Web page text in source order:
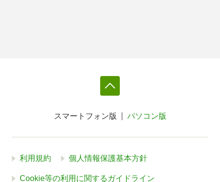
スマートフォン版 パソコン版
利用規約 個人情報保護基本方針
Cookie等の利用に関するガイドライン